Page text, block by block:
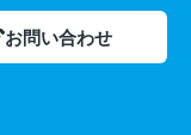
お問い合わせ